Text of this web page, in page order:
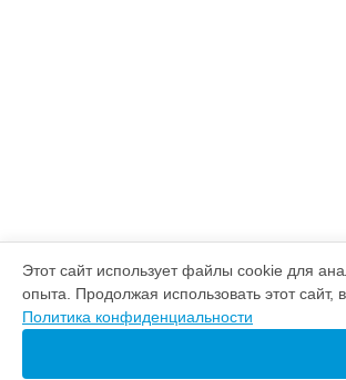
Этот сайт использует файлы cookie для
опыта. Продолжая использовать этот
Политика конфиденциальности